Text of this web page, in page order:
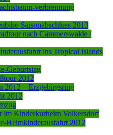
verbrennung
Saisonabschluss 2013
nach Cämmerswalde /
ins Tropical Islands
Geburtstag
2012
2012 – Erzgebirgsring
2012
im Kinderkurheim Volkersdorf
Heimkinderausfahrt 2012